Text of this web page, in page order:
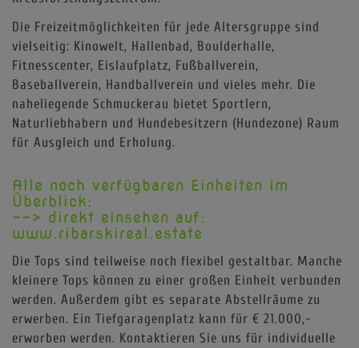
Die Freizeitmöglichkeiten für jede Altersgruppe sind
vielseitig: Kinowelt, Hallenbad, Boulderhalle,
Fitnesscenter, Eislaufplatz, Fußballverein,
Baseballverein, Handballverein und vieles mehr. Die
naheliegende Schmuckerau bietet Sportlern,
Naturliebhabern und Hundebesitzern (Hundezone) Raum
für Ausgleich und Erholung.
Alle noch verfügbaren Einheiten im
Überblick:
--> direkt einsehen auf:
www.ribarskireal.estate
Die Tops sind teilweise noch flexibel gestaltbar. Manche
kleinere Tops können zu einer großen Einheit verbunden
werden. Außerdem gibt es separate Abstellräume zu
erwerben. Ein Tiefgaragenplatz kann für € 21.000,-
erworben werden. Kontaktieren Sie uns für individuelle